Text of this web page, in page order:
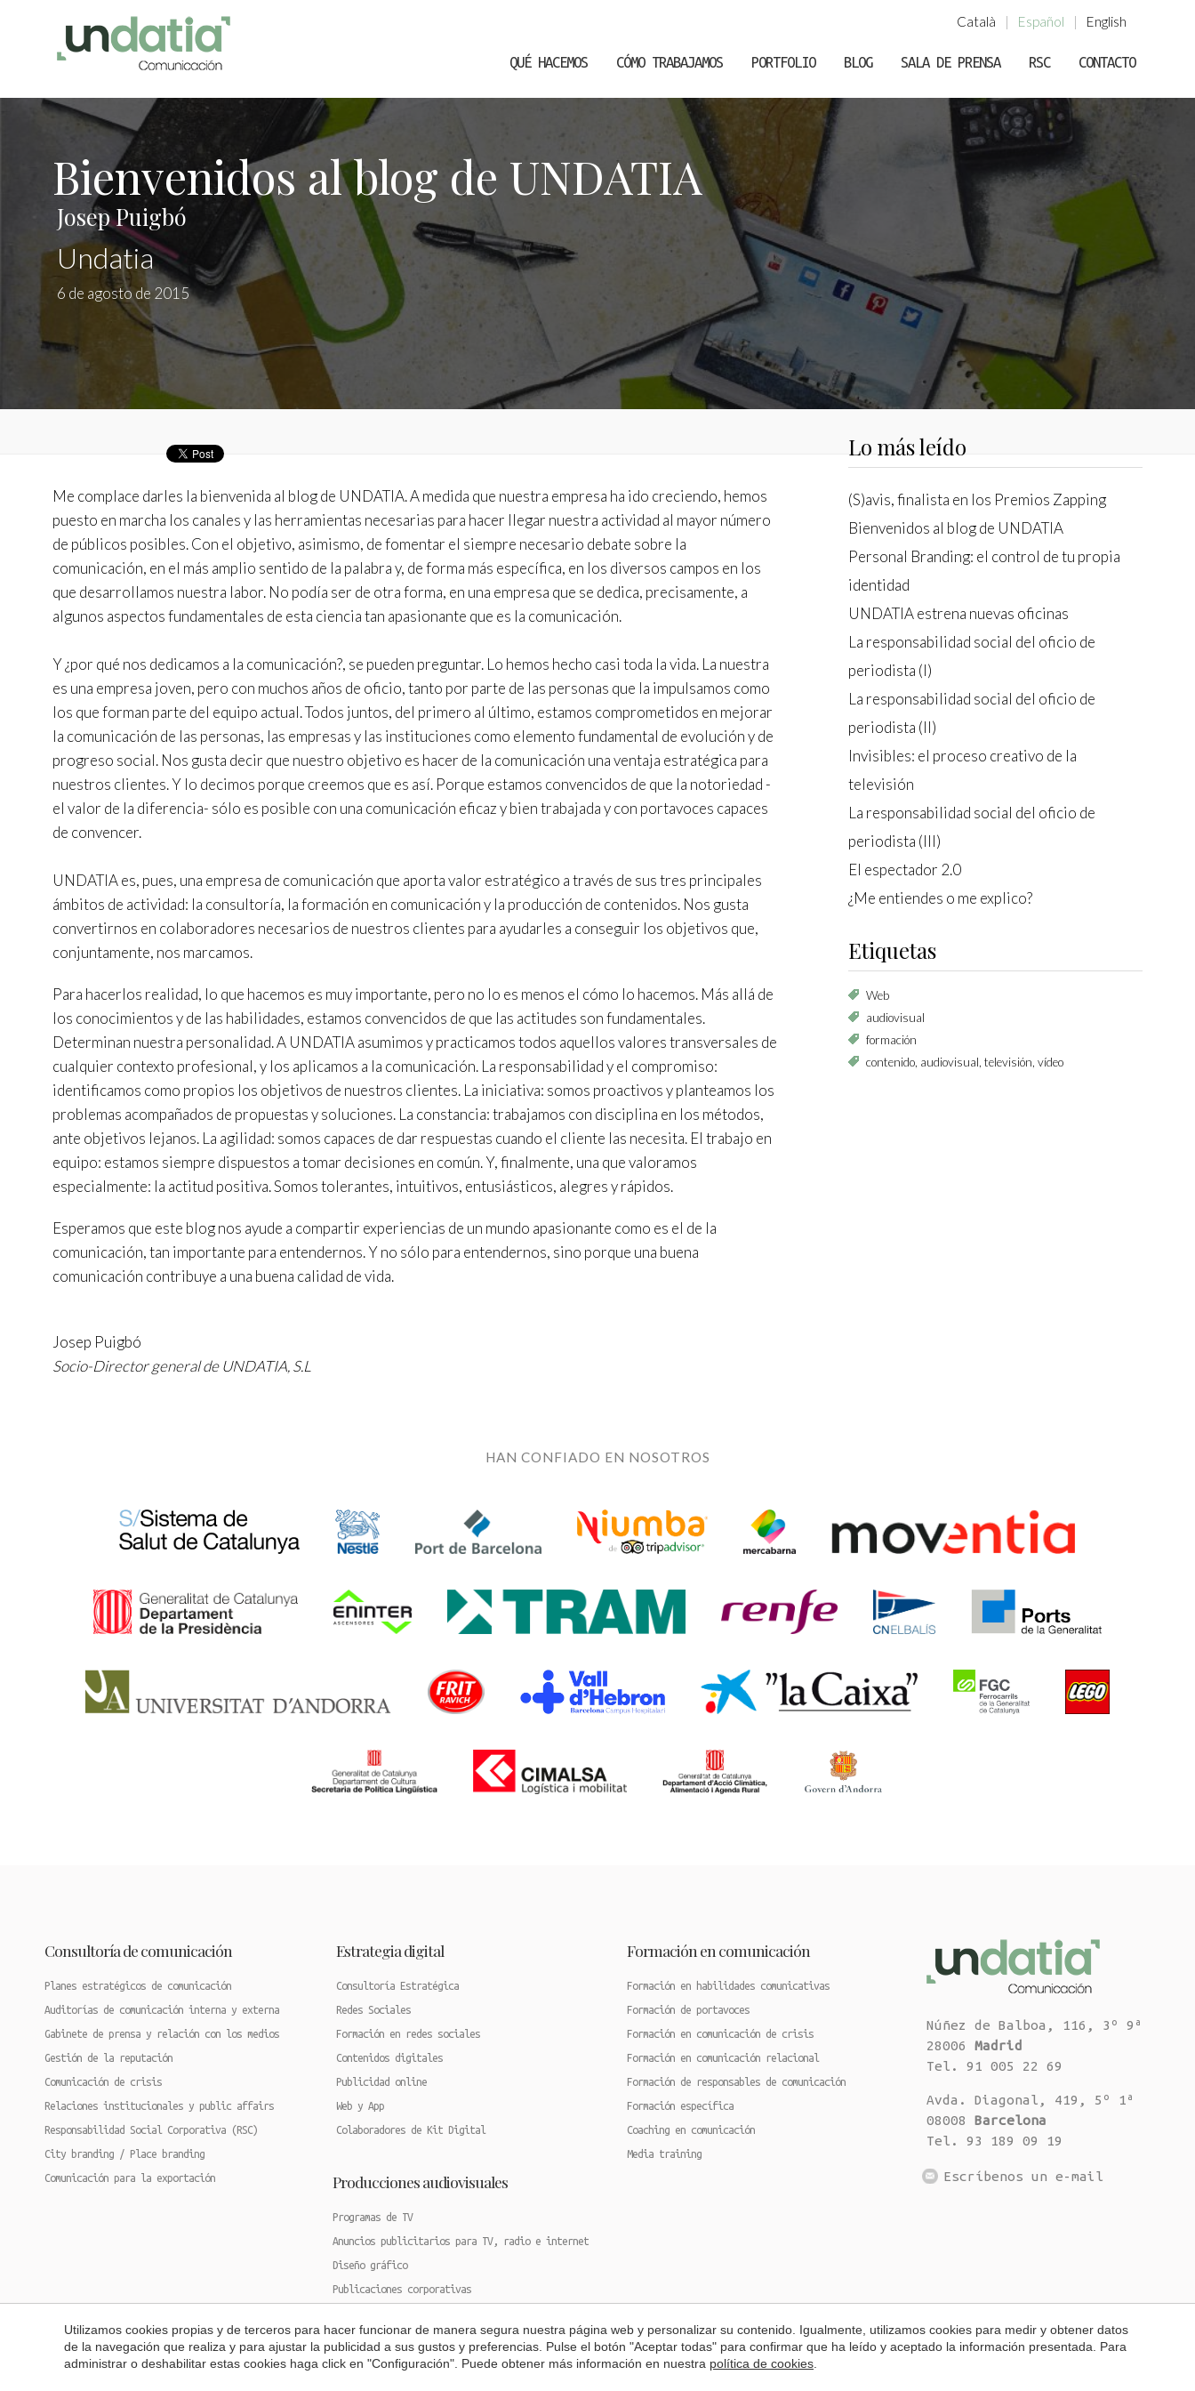
Català | Español | English
QUÉ HACEMOS CÓMO TRABAJAMOS PORTFOLIO BLOG SALA DE PRENSA RSC CONTACTO
Bienvenidos al blog de UNDATIA
Josep Puigbó
Undatia
6 de agosto de 2015
Lo más leído
(S)avis, finalista en los Premios Zapping
Bienvenidos al blog de UNDATIA
Personal Branding: el control de tu propia
identidad
UNDATIA estrena nuevas oficinas
La responsabilidad social del oficio de
periodista (I)
La responsabilidad social del oficio de
periodista (II)
Invisibles: el proceso creativo de la
televisión
La responsabilidad social del oficio de
periodista (III)
El espectador 2.0
¿Me entiendes o me explico?
Etiquetas
Web
audiovisual
formación
contenido, audiovisual, televisión, vídeo
Me complace darles la bienvenida al blog de UNDATIA. A medida que nuestra empresa ha ido creciendo, hemos
puesto en marcha los canales y las herramientas necesarias para hacer llegar nuestra actividad al mayor número
de públicos posibles. Con el objetivo, asimismo, de fomentar el siempre necesario debate sobre la
comunicación, en el más amplio sentido de la palabra y, de forma más específica, en los diversos campos en los
que desarrollamos nuestra labor. No podía ser de otra forma, en una empresa que se dedica, precisamente, a
algunos aspectos fundamentales de esta ciencia tan apasionante que es la comunicación.
Y ¿por qué nos dedicamos a la comunicación?, se pueden preguntar. Lo hemos hecho casi toda la vida. La nuestra
es una empresa joven, pero con muchos años de oficio, tanto por parte de las personas que la impulsamos como
los que forman parte del equipo actual. Todos juntos, del primero al último, estamos comprometidos en mejorar
la comunicación de las personas, las empresas y las instituciones como elemento fundamental de evolución y de
progreso social. Nos gusta decir que nuestro objetivo es hacer de la comunicación una ventaja estratégica para
nuestros clientes. Y lo decimos porque creemos que es así. Porque estamos convencidos de que la notoriedad -
el valor de la diferencia- sólo es posible con una comunicación eficaz y bien trabajada y con portavoces capaces
de convencer.
UNDATIA es, pues, una empresa de comunicación que aporta valor estratégico a través de sus tres principales
ámbitos de actividad: la consultoría, la formación en comunicación y la producción de contenidos. Nos gusta
convertirnos en colaboradores necesarios de nuestros clientes para ayudarles a conseguir los objetivos que,
conjuntamente, nos marcamos.
Para hacerlos realidad, lo que hacemos es muy importante, pero no lo es menos el cómo lo hacemos. Más allá de
los conocimientos y de las habilidades, estamos convencidos de que las actitudes son fundamentales.
Determinan nuestra personalidad. A UNDATIA asumimos y practicamos todos aquellos valores transversales de
cualquier contexto profesional, y los aplicamos a la comunicación. La responsabilidad y el compromiso:
identificamos como propios los objetivos de nuestros clientes. La iniciativa: somos proactivos y planteamos los
problemas acompañados de propuestas y soluciones. La constancia: trabajamos con disciplina en los métodos,
ante objetivos lejanos. La agilidad: somos capaces de dar respuestas cuando el cliente las necesita. El trabajo en
equipo: estamos siempre dispuestos a tomar decisiones en común. Y, finalmente, una que valoramos
especialmente: la actitud positiva. Somos tolerantes, intuitivos, entusiásticos, alegres y rápidos.
Esperamos que este blog nos ayude a compartir experiencias de un mundo apasionante como es el de la
comunicación, tan importante para entendernos. Y no sólo para entendernos, sino porque una buena
comunicación contribuye a una buena calidad de vida.
Josep Puigbó
Socio-Director general de UNDATIA, S.L
HAN CONFIADO EN NOSOTROS
Núñez de Balboa, 116, 3º 9ª
28006 Madrid
Tel. 91 005 22 69
Avda. Diagonal, 419, 5º 1ª
08008 Barcelona
Tel. 93 189 09 19
Escríbenos un e-mail
Consultoría de comunicación
Planes estratégicos de comunicación
Auditorías de comunicación interna y externa
Gabinete de prensa y relación con los medios
Gestión de la reputación
Comunicación de crisis
Relaciones institucionales y public affairs
Responsabilidad Social Corporativa (RSC)
City branding / Place branding
Comunicación para la exportación
Estrategia digital
Consultoría Estratégica
Redes Sociales
Formación en redes sociales
Contenidos digitales
Publicidad online
Web y App
Colaboradores de Kit Digital
Formación en comunicación
Formación en habilidades comunicativas
Formación de portavoces
Formación en comunicación de crisis
Formación en comunicación relacional
Formación de responsables de comunicación
Formación específica
Coaching en comunicación
Media training
Producciones audiovisuales
Programas de TV
Anuncios publicitarios para TV, radio e internet
Diseño gráfico
Publicaciones corporativas
Cobertura 360º de eventos
Utilizamos cookies propias y de terceros para hacer funcionar de manera segura nuestra página web y personalizar su contenido. Igualmente, utilizamos cookies para medir y obtener datos
de la navegación que realiza y para ajustar la publicidad a sus gustos y preferencias. Pulse el botón "Aceptar todas" para confirmar que ha leído y aceptado la información presentada. Para
administrar o deshabilitar estas cookies haga click en "Configuración". Puede obtener más información en nuestra política de cookies
Modificar cookies
mejorar nuestros servicios. Si continua navegando, supone la aceptación de la
instalación de las mismas. El usuario tiene la posibilidad de configurar su navegador
pudiendo, si así lo desea, impedir que sean instaladas en su disco duro, aunque
deberá tener en cuenta que dicha acción podrá ocasionar dificultades de navegación
de la página web.
Analíticas y personalización
Permiten realizar el seguimiento y análisis del comportamiento de los usuarios de este
medición de la actividad de la web para la elaboración de perfiles de navegación de
los usuarios con el fin de introducir mejoras en función del análisis de los datos de uso
que hacen los usuarios del servicio. Permiten guardar la información de preferencia
del usuario para mejorar la calidad de nuestros servicios y para ofrecer una mejor
experiencia a través de productos recomendados.
Marketing y publicidad
Estas cookies son utilizadas para almacenar información sobre las preferencias y
elecciones personales del usuario a través de la observación continuada de sus
hábitos de navegación. Gracias a ellas, podemos conocer los hábitos de navegación